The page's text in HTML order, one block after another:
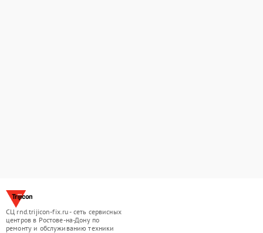
СЦ rnd.trijicon-fix.ru - сеть сервисных
центров в Ростове-на-Дону по
ремонту и обслуживанию техники